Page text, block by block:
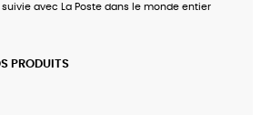
suivie avec La Poste dans le monde entier
PRODUITS